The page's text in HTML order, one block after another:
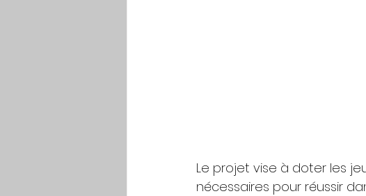
Le projet vise à doter les
nécessaires pour réussir